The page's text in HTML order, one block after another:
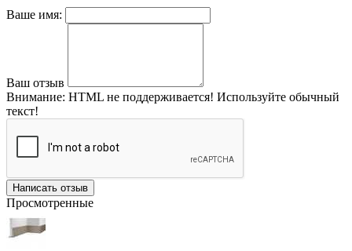
Ваше имя:
Ваш отзыв
Внимание: HTML не поддерживается! Используйте обычный
текст!
Написать отзыв
Просмотренные